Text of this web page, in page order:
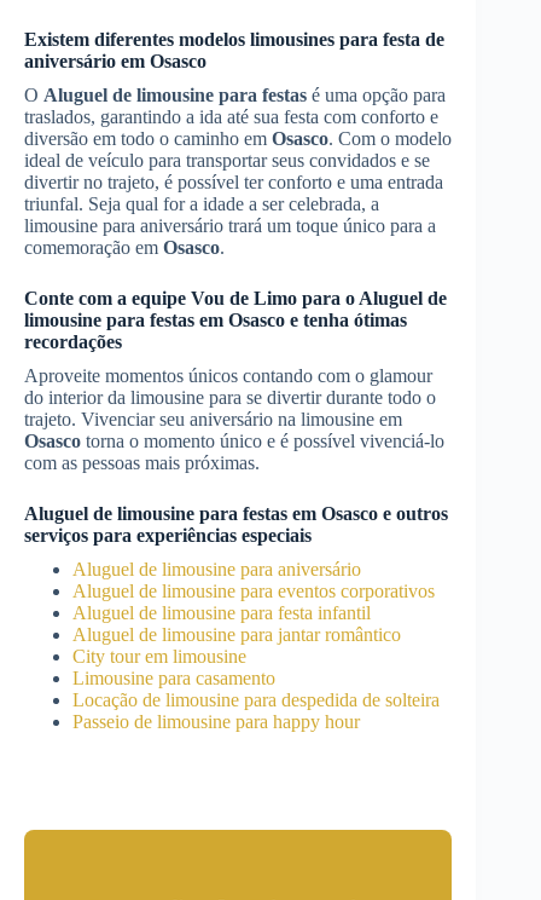
Existem diferentes modelos limousines para festa de
aniversário em Osasco
O Aluguel de limousine para festas é uma opção para
traslados, garantindo a ida até sua festa com conforto e
diversão em todo o caminho em Osasco. Com o modelo
ideal de veículo para transportar seus convidados e se
divertir no trajeto, é possível ter conforto e uma entrada
triunfal. Seja qual for a idade a ser celebrada, a
limousine para aniversário trará um toque único para a
comemoração em Osasco.
Conte com a equipe Vou de Limo para o Aluguel de
limousine para festas em Osasco e tenha ótimas
recordações
Aproveite momentos únicos contando com o glamour
do interior da limousine para se divertir durante todo o
trajeto. Vivenciar seu aniversário na limousine em
Osasco torna o momento único e é possível vivenciá-lo
com as pessoas mais próximas.
Aluguel de limousine para festas em Osasco e outros
serviços para experiências especiais
Aluguel de limousine para aniversário
Aluguel de limousine para eventos corporativos
Aluguel de limousine para festa infantil
Aluguel de limousine para jantar romântico
City tour em limousine
Limousine para casamento
Locação de limousine para despedida de solteira
Passeio de limousine para happy hour